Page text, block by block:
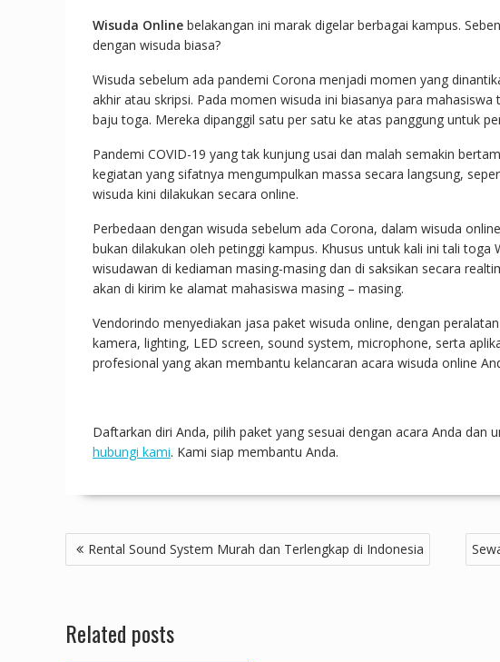
Wisuda Online belakangan ini marak digelar berbagai kampus.
dengan wisuda biasa?
Wisuda sebelum ada pandemi Corona menjadi momen yang
akhir atau skripsi. Pada momen wisuda ini biasanya para
baju toga. Mereka dipanggil satu per satu ke atas panggung untuk
Pandemi COVID-19 yang tak kunjung usai dan malah semakin
kegiatan yang sifatnya mengumpulkan massa secara langsung,
wisuda kini dilakukan secara online.
Perbedaan dengan wisuda sebelum ada Corona, dalam wisuda
bukan dilakukan oleh petinggi kampus. Khusus untuk kali ini tali
wisudawan di kediaman masing-masing dan di saksikan secara
akan di kirim ke alamat mahasiswa masing – masing.
Vendorindo menyediakan jasa paket wisuda online, dengan
kamera, lighting, LED screen, sound system, microphone, serta
profesional yang akan membantu kelancaran acara wisuda online
Daftarkan diri Anda, pilih paket yang sesuai dengan acara Anda dan
hubungi kami. Kami siap membantu Anda.
Post
navigation
Rental Sound System Murah dan Terlengkap di Indonesia
Related posts